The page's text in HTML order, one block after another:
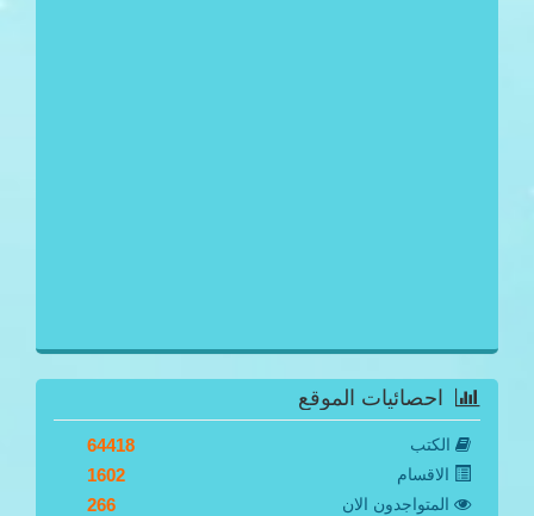
احصائيات الموقع
الكتب 64418
الاقسام 1602
المتواجدون الان 266